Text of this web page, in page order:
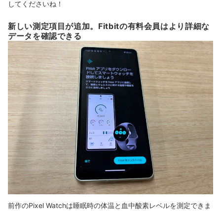
してくださいね！
新しい測定項目が追加。Fitbitの有料会員はより詳細な
データを確認できる
前作のPixel Watchは睡眠時の体温と血中酸素レベルを測定できま